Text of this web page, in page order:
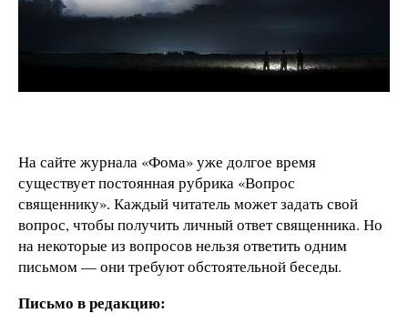
На сайте журнала «Фома» уже долгое время
существует постоянная рубрика «Вопрос
священнику». Каждый читатель может задать свой
вопрос, чтобы получить личный ответ священника. Но
на некоторые из вопросов нельзя ответить одним
письмом — они требуют обстоятельной беседы.
Письмо в редакцию: